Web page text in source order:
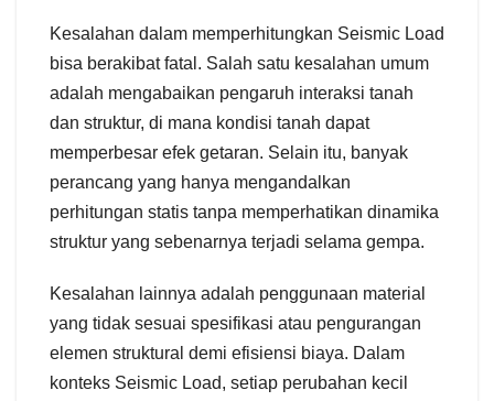
Kesalahan dalam memperhitungkan Seismic Load
bisa berakibat fatal. Salah satu kesalahan umum
adalah mengabaikan pengaruh interaksi tanah
dan struktur, di mana kondisi tanah dapat
memperbesar efek getaran. Selain itu, banyak
perancang yang hanya mengandalkan
perhitungan statis tanpa memperhatikan dinamika
struktur yang sebenarnya terjadi selama gempa.
Kesalahan lainnya adalah penggunaan material
yang tidak sesuai spesifikasi atau pengurangan
elemen struktural demi efisiensi biaya. Dalam
konteks Seismic Load, setiap perubahan kecil